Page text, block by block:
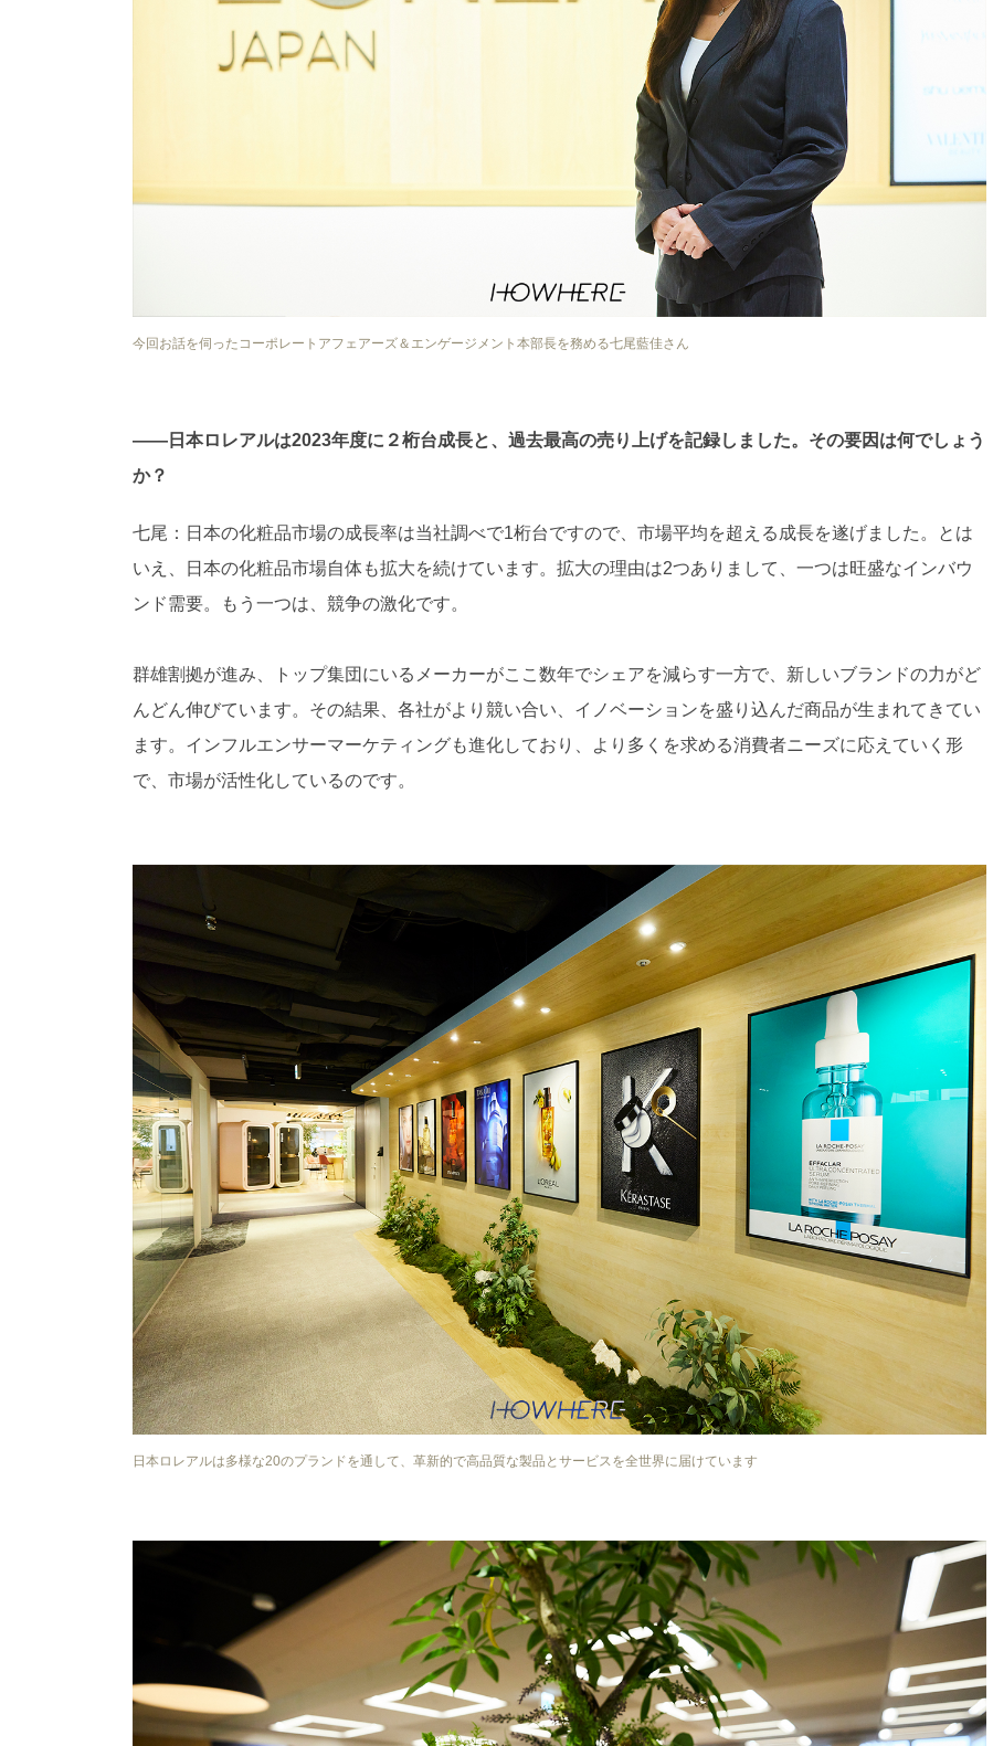
今回お話を伺ったコーポレートアフェアーズ＆エンゲージメント本部長を務める七尾藍佳さん
——日本ロレアルは2023年度に２桁台成長と、過去最高の売り上げを記録しました。その要因は何でしょう
か？
七尾：日本の化粧品市場の成長率は当社調べで1桁台ですので、市場平均を超える成長を遂げました。とは
いえ、日本の化粧品市場自体も拡大を続けています。拡大の理由は2つありまして、一つは旺盛なインバウ
ンド需要。もう一つは、競争の激化です。
群雄割拠が進み、トップ集団にいるメーカーがここ数年でシェアを減らす一方で、新しいブランドの力がど
んどん伸びています。その結果、各社がより競い合い、イノベーションを盛り込んだ商品が生まれてきてい
ます。インフルエンサーマーケティングも進化しており、より多くを求める消費者ニーズに応えていく形
で、市場が活性化しているのです。
日本ロレアルは多様な20のプランドを通して、革新的で高品質な製品とサービスを全世界に届けています